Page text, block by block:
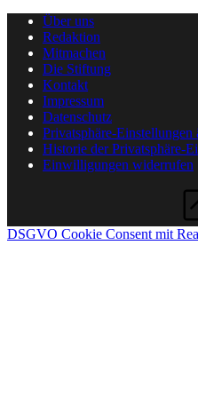
Über uns
Redaktion
Mitmachen
Die Stiftung
Kontakt
Impressum
Datenschutz
Privatsphäre-Einstellungen
Historie der Privatsphäre-
Einwilligungen widerrufen
DSGVO Cookie Consent mit